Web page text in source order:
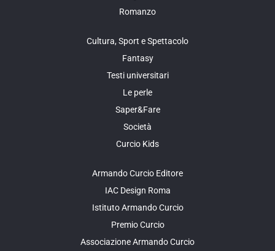
Romanzo
Cultura, Sport e Spettacolo
Fantasy
Testi universitari
Le perle
Saper&Fare
Società
Curcio Kids
Armando Curcio Editore
IAC Design Roma
Istituto Armando Curcio
Premio Curcio
Associazione Armando Curcio